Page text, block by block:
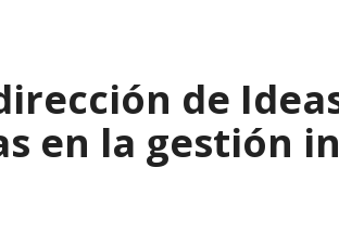
de
en la gestión